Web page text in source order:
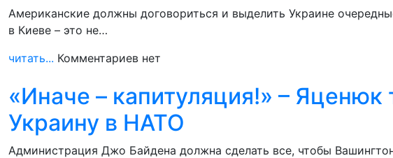
Американские должны договориться и выделить Украине
в Киеве – это не…
читать... Комментариев нет
«Иначе – капитуляция!» –
Украину в НАТО
Администрация Джо Байдена должна сделать все, чтобы